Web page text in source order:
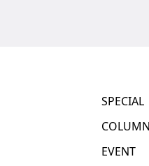
SPECIAL
COLUMN
EVENT